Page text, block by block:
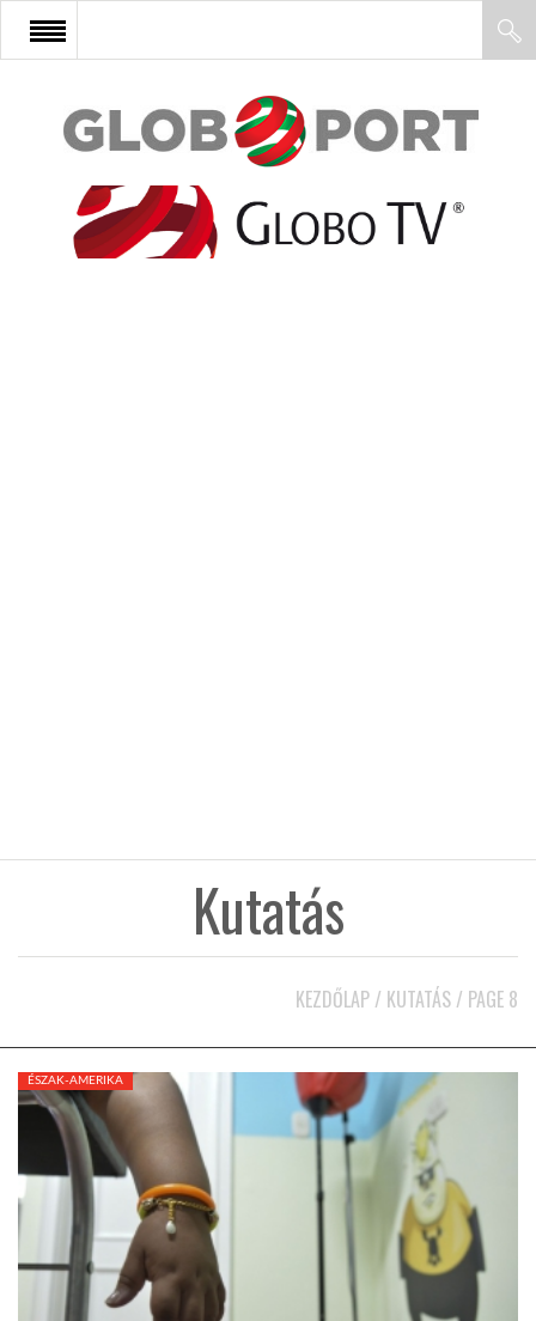
FŐOLDAL
AFRIKA
HÍR3D
TROPICALMAGAZIN
AFRIKA TUDÁSTÁR
Kutatás
KEZDŐLAP / KUTATÁS / PAGE 8
ÉSZAK-AMERIKA